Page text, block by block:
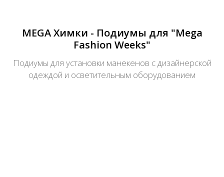
MEGA Химки - Подиумы для "Mega
Fashion Weeks"
Подиумы для установки манекенов с дизайнерской
одеждой и осветительным оборудованием